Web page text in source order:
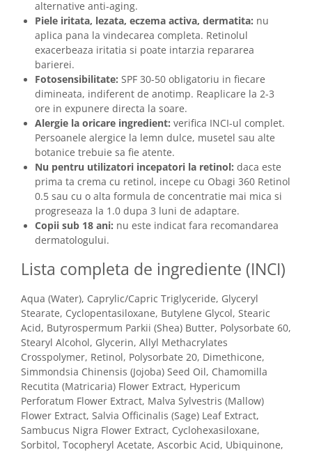
alternative anti-aging.
Piele iritata, lezata, eczema activa, dermatita: nu
aplica pana la vindecarea completa. Retinolul
exacerbeaza iritatia si poate intarzia repararea
barierei.
Fotosensibilitate: SPF 30-50 obligatoriu in fiecare
dimineata, indiferent de anotimp. Reaplicare la 2-3
ore in expunere directa la soare.
Alergie la oricare ingredient: verifica INCI-ul complet.
Persoanele alergice la lemn dulce, musetel sau alte
botanice trebuie sa fie atente.
Nu pentru utilizatori incepatori la retinol: daca este
prima ta crema cu retinol, incepe cu Obagi 360 Retinol
0.5 sau cu o alta formula de concentratie mai mica si
progreseaza la 1.0 dupa 3 luni de adaptare.
Copii sub 18 ani: nu este indicat fara recomandarea
dermatologului.
Lista completa de ingrediente (INCI)
Aqua (Water), Caprylic/Capric Triglyceride, Glyceryl
Stearate, Cyclopentasiloxane, Butylene Glycol, Stearic
Acid, Butyrospermum Parkii (Shea) Butter, Polysorbate 60,
Stearyl Alcohol, Glycerin, Allyl Methacrylates
Crosspolymer, Retinol, Polysorbate 20, Dimethicone,
Simmondsia Chinensis (Jojoba) Seed Oil, Chamomilla
Recutita (Matricaria) Flower Extract, Hypericum
Perforatum Flower Extract, Malva Sylvestris (Mallow)
Flower Extract, Salvia Officinalis (Sage) Leaf Extract,
Sambucus Nigra Flower Extract, Cyclohexasiloxane,
Sorbitol, Tocopheryl Acetate, Ascorbic Acid, Ubiquinone,